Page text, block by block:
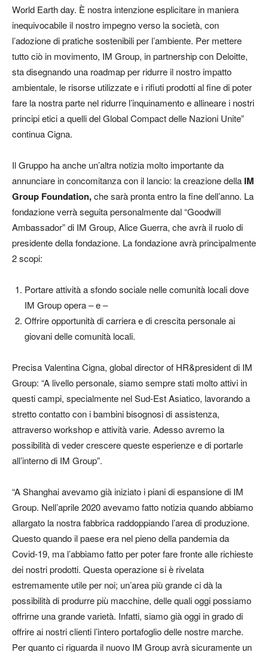
World Earth day. È nostra intenzione esplicitare in maniera
inequivocabile il nostro impegno verso la società, con
l’adozione di pratiche sostenibili per l’ambiente. Per mettere
tutto ciò in movimento, IM Group, in partnership con Deloitte,
sta disegnando una roadmap per ridurre il nostro impatto
ambientale, le risorse utilizzate e i rifiuti prodotti al fine di poter
fare la nostra parte nel ridurre l’inquinamento e allineare i nostri
principi etici a quelli del Global Compact delle Nazioni Unite”
continua Cigna.
Il Gruppo ha anche un’altra notizia molto importante da
annunciare in concomitanza con il lancio: la creazione della IM
Group Foundation,che sarà pronta entro la fine dell’anno. La
fondazione verrà seguita personalmente dal “Goodwill
Ambassador” di IM Group, Alice Guerra, che avrà il ruolo di
presidente della fondazione. La fondazione avrà principalmente
2 scopi:
Portare attività a sfondo sociale nelle comunità locali dove
IM Group opera – e –
Offrire opportunità di carriera e di crescita personale ai
giovani delle comunità locali.
Precisa Valentina Cigna, global director of HR&president di IM
Group: “A livello personale, siamo sempre stati molto attivi in
questi campi, specialmente nel Sud-Est Asiatico, lavorando a
stretto contatto con i bambini bisognosi di assistenza,
attraverso workshop e attività varie. Adesso avremo la
possibilità di veder crescere queste esperienze e di portarle
all’interno di IM Group”.
“A Shanghai avevamo già iniziato i piani di espansione di IM
Group. Nell’aprile 2020 avevamo fatto notizia quando abbiamo
allargato la nostra fabbrica raddoppiando l’area di produzione.
Questo quando il paese era nel pieno della pandemia da
Covid-19, ma l’abbiamo fatto per poter fare fronte alle richieste
dei nostri prodotti. Questa operazione si è rivelata
estremamente utile per noi; un’area più grande ci dà la
possibilità di produrre più macchine, delle quali oggi possiamo
offrirne una grande varietà. Infatti, siamo già oggi in grado di
offrire ai nostri clienti l’intero portafoglio delle nostre marche.
Per quanto ci riguarda il nuovo IM Group avrà sicuramente un